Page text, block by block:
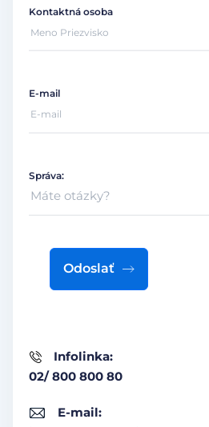
Infolinka:
02/ 800 800 80
E-mail:
Kontaktná osoba
E-mail
Správa:
Odoslať